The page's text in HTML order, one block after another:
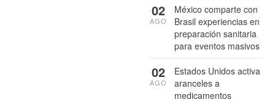
México comparte con
Brasil experiencias en
preparación sanitaria
para eventos masivos
02
AGO
Estados Unidos activa
aranceles a
medicamentos
02
AGO